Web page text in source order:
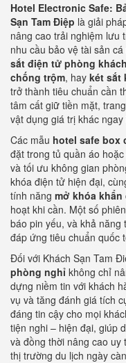
Hotel Electronic Safe:
Sạn Tam Điệp là giải
nâng cao trải nghiệm lưu
nhu cầu bảo vệ tài sản
sắt điện tử phòng
chống trộm, hay két sắt
trở thành tiêu chuẩn cần
tâm cất giữ tiền mặt,
vật dụng giá trị khác
Các mẫu hotel safe box
đặt trong tủ quần áo
và tối ưu không gian
khóa điện tử hiện đại,
tính năng mở khóa khẩn
hoạt khi cần. Một số
báo pin yếu, và khả năng
đáp ứng tiêu chuẩn quốc
Đối với Khách Sạn Tam
phòng nghỉ không chỉ
dựng niềm tin với khách
vụ và tăng đánh giá tích
đáng tin cậy cho mọi
tiện nghi – hiện đại, giúp
và đồng thời nâng cao
thị trường du lịch ngày